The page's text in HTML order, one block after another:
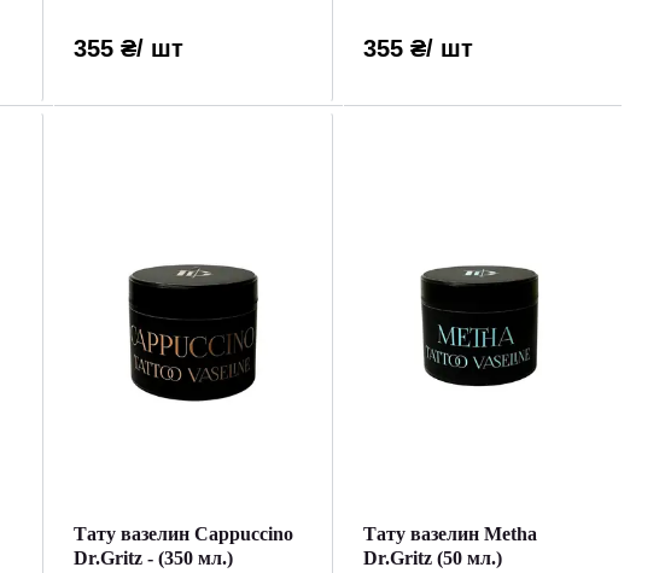
355 ₴/ шт 355 ₴/ шт
Тату вазелин Cappuccino
Dr.Gritz - (350 мл.)
Тату вазелин Metha
Dr.Gritz (50 мл.)